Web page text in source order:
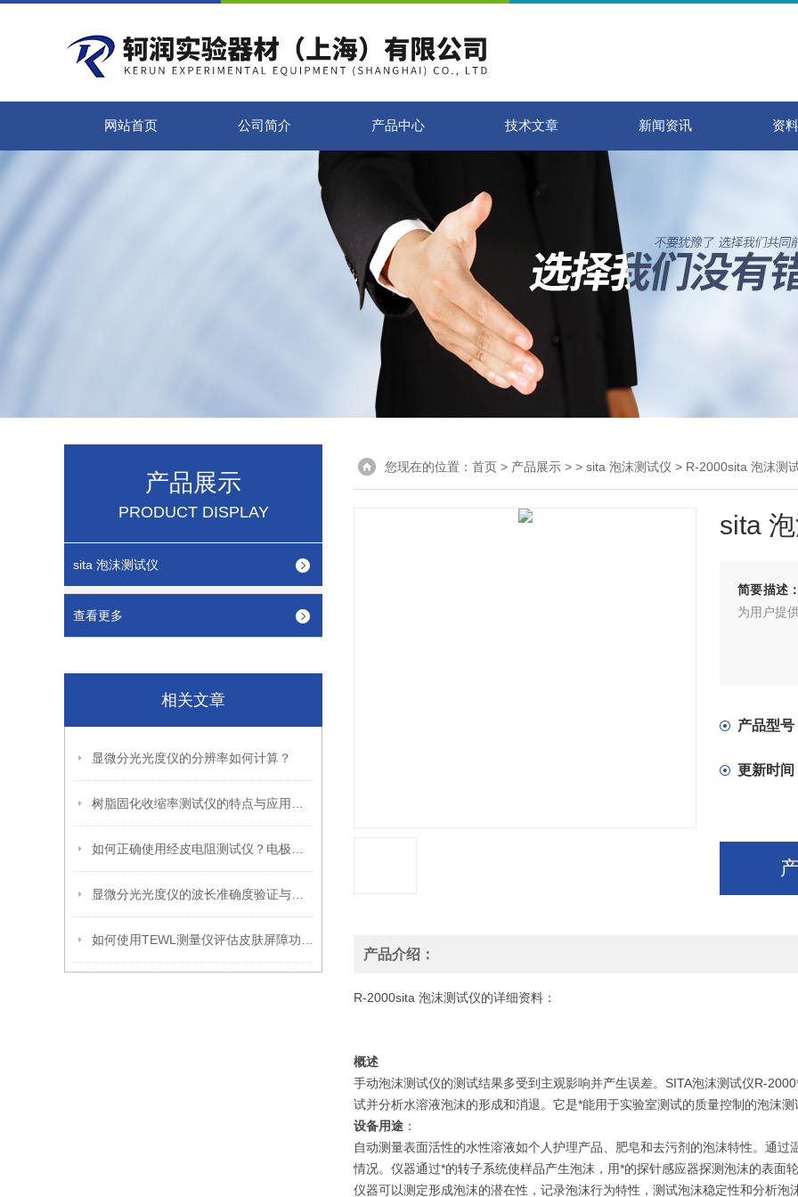
网站首页 公司简介 产品中心 技术文章 新闻资讯 资
产品展示
PRODUCT DISPLAY
sita 泡沫测试仪
查看更多
相关文章
显微分光光度仪的分辨率如何计算？
您现在的位置： 首页 > 产品展示 > > sita 泡沫测试仪 > R-2000sita 泡沫测
sita
简要描述
为用户提
产品型号
更新时间
产品介绍：
R-2000sita 泡沫测试仪的详细资料：
概述
手动泡沫测试仪的测试结果多受到主观影响并产生误差。SITA泡沫测试仪R-
试并分析水溶液泡沫的形成和消退。它是*能用于实验室测试的质量控制的泡沫
设备用途 ：
自动测量表面活性的水性溶液如个人护理产品、肥皂和去污剂的泡沫特性。通
情况。仪器通过*的转子系统使样品产生泡沫，用*的探针感应器探测泡沫的表面
仪器可以测定形成泡沫的潜在性，记录泡沫行为特性，测试泡沫稳定性和分析